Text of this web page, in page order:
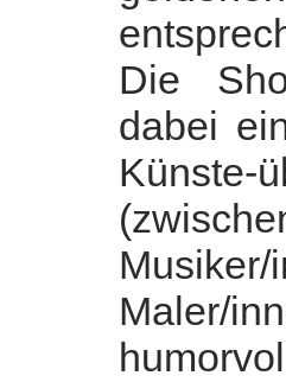
Die
dabei
Maler/